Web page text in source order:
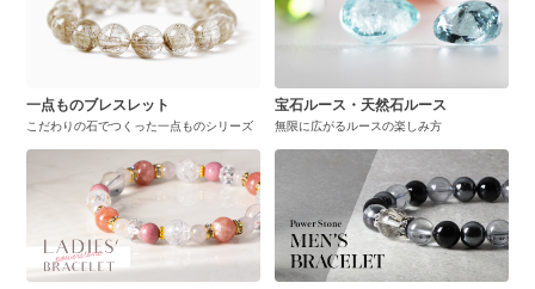
一点ものブレスレット
こだわりの石でつくった一点ものシリーズ
宝石ルース・天然石ルース
無限に広がるルースの楽しみ方